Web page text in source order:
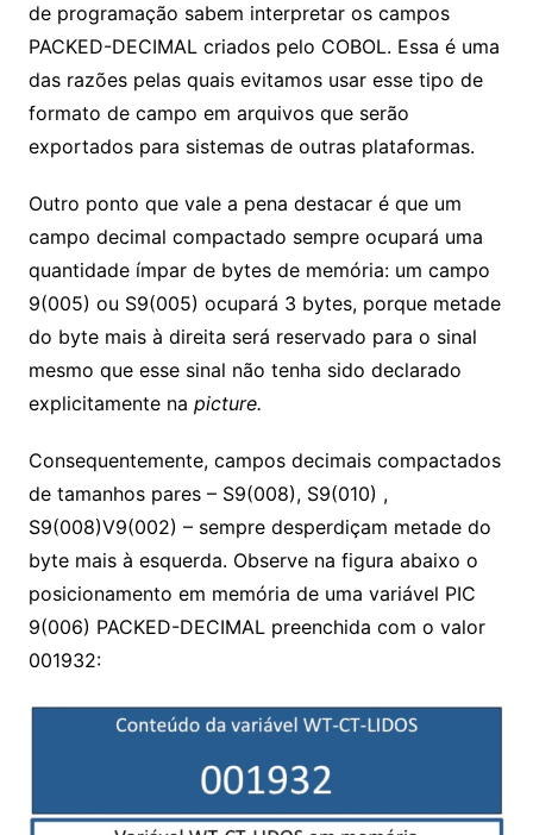
de programação sabem interpretar os campos
PACKED-DECIMAL criados pelo COBOL. Essa é uma
das razões pelas quais evitamos usar esse tipo de
formato de campo em arquivos que serão
exportados para sistemas de outras plataformas.
Outro ponto que vale a pena destacar é que um
campo decimal compactado sempre ocupará uma
quantidade ímpar de bytes de memória: um campo
9(005) ou S9(005) ocupará 3 bytes, porque metade
do byte mais à direita será reservado para o sinal
mesmo que esse sinal não tenha sido declarado
explicitamente na picture.
Consequentemente, campos decimais compactados
de tamanhos pares – S9(008), S9(010) ,
S9(008)V9(002) – sempre desperdiçam metade do
byte mais à esquerda. Observe na figura abaixo o
posicionamento em memória de uma variável PIC
9(006) PACKED-DECIMAL preenchida com o valor
001932: